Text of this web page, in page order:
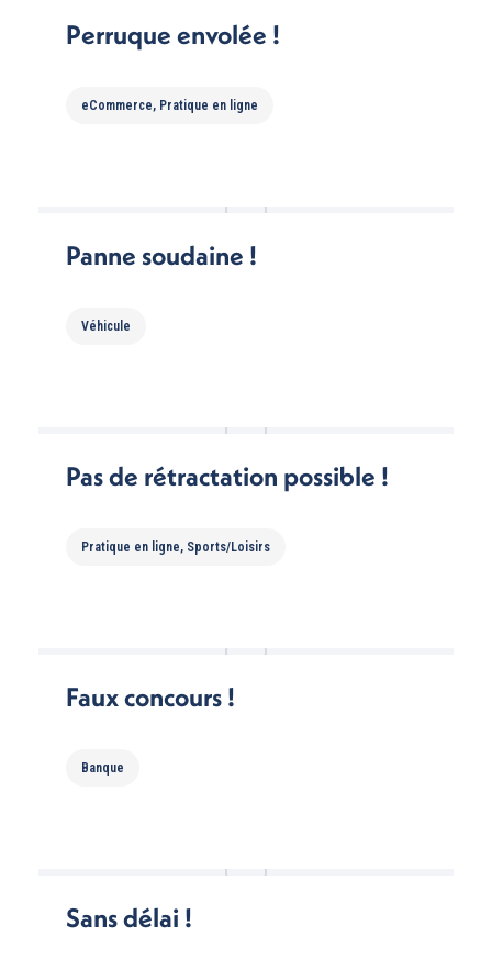
Perruque envolée !
eCommerce, Pratique en ligne
Panne soudaine !
Véhicule
Pas de rétractation possible !
Pratique en ligne, Sports/Loisirs
Faux concours !
Banque
Sans délai !